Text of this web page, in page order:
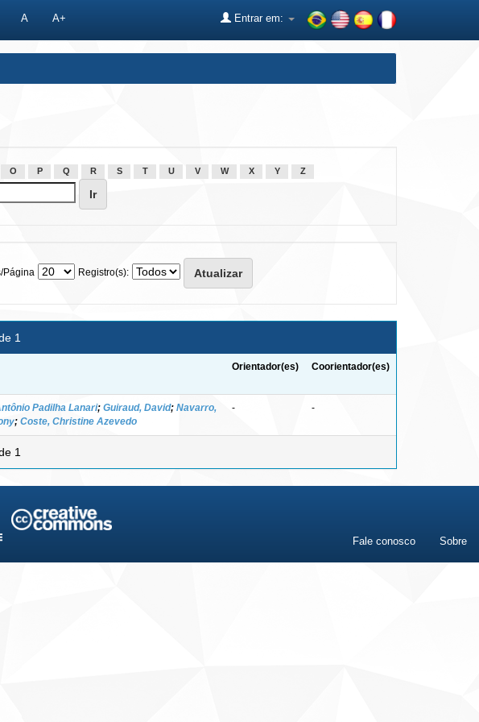
A A+ Entrar em:
O P Q R S T U V W X Y Z
Página Registro(s):
1
Orientador(es) Coorientador(es)
Padilha Lanari; Guiraud, David; Navarro,
; Coste, Christine Azevedo
- -
1
Fale conosco Sobre